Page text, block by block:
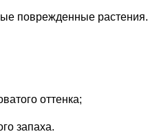
поврежденные растения.
оттенка;
запаха.